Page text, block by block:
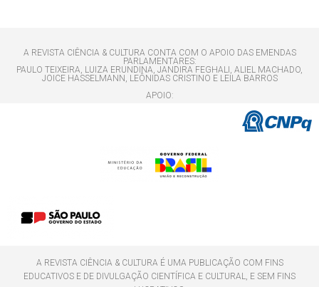
A REVISTA CIÊNCIA & CULTURA CONTA COM O APOIO DAS EMENDAS
PARLAMENTARES:
PAULO TEIXEIRA, LUIZA ERUNDINA, JANDIRA FEGHALI, ALIEL MACHADO,
JOICE HASSELMANN, LEÔNIDAS CRISTINO E LEILA BARROS
APOIO:
A REVISTA CIÊNCIA & CULTURA É UMA PUBLICAÇÃO COM FINS
EDUCATIVOS E DE DIVULGAÇÃO CIENTÍFICA E CULTURAL, E SEM FINS